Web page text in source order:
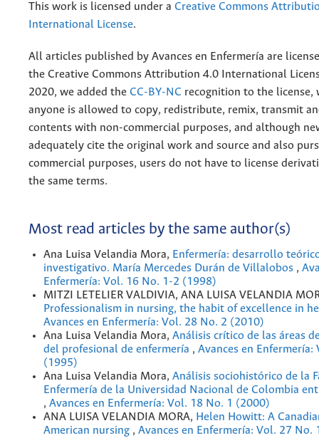
This work is licensed under a Creative Commons
International License.
All articles published by Avances en Enfermería are
the Creative Commons Attribution 4.0 International
2020, we added the CC-BY-NC recognition to the license,
anyone is allowed to copy, redistribute, remix, transmit
contents with non-commercial purposes, and although
adequately cite the original work and source and also
commercial purposes, users do not have to license
the same terms.
Most read articles by the same author(s)
Ana Luisa Velandia Mora, Enfermería: desarrollo
investigativo. María Mercedes Durán de Villalobos ,
Enfermería: Vol. 16 No. 1-2 (1998)
MITZI LETELIER VALDIVIA, ANA LUISA VELANDIA
Professionalism in nursing, the habit of excellence in
Avances en Enfermería: Vol. 28 No. 2 (2010)
Ana Luisa Velandia Mora, Análisis crítico de las áreas
del profesional de enfermería , Avances en Enfermería:
(1995)
Ana Luisa Velandia Mora, Análisis sociohistórico de la
Enfermería de la Universidad Nacional de Colombia
, Avances en Enfermería: Vol. 18 No. 1 (2000)
ANA LUISA VELANDIA MORA, Helen Howitt: A
American nursing , Avances en Enfermería: Vol. 27 No.